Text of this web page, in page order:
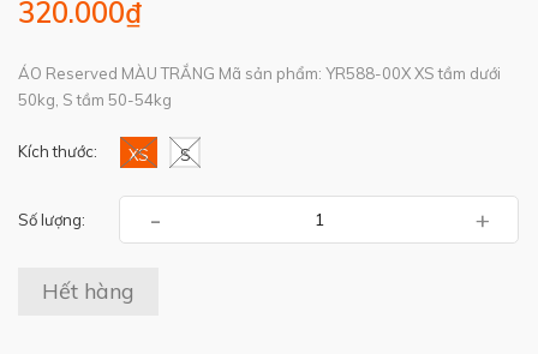
320.000₫
ÁO Reserved MÀU TRẮNG Mã sản phẩm: YR588-00X XS tầm dưới
50kg, S tầm 50-54kg
Kích thước: XS S
Số lượng: - +
Hết hàng